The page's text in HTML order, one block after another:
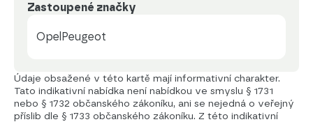
Zastoupené značky
Opel Peugeot
Údaje obsažené v této kartě mají informativní charakter.
Tato indikativní nabídka není nabídkou ve smyslu § 1731
nebo § 1732 občanského zákoníku, ani se nejedná o veřejný
příslib dle § 1733 občanského zákoníku. Z této indikativní